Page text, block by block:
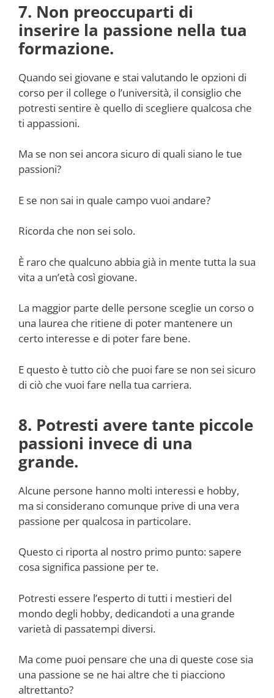
7. Non preoccuparti di
inserire la passione nella tua
formazione.
Quando sei giovane e stai valutando le opzioni di
corso per il college o l’università, il consiglio che
potresti sentire è quello di scegliere qualcosa che
ti appassioni.
Ma se non sei ancora sicuro di quali siano le tue
passioni?
E se non sai in quale campo vuoi andare?
Ricorda che non sei solo.
È raro che qualcuno abbia già in mente tutta la sua
vita a un’età così giovane.
La maggior parte delle persone sceglie un corso o
una laurea che ritiene di poter mantenere un
certo interesse e di poter fare bene.
E questo è tutto ciò che puoi fare se non sei sicuro
di ciò che vuoi fare nella tua carriera.
8. Potresti avere tante piccole
passioni invece di una
grande.
Alcune persone hanno molti interessi e hobby,
ma si considerano comunque prive di una vera
passione per qualcosa in particolare.
Questo ci riporta al nostro primo punto: sapere
cosa significa passione per te.
Potresti essere l’esperto di tutti i mestieri del
mondo degli hobby, dedicandoti a una grande
varietà di passatempi diversi.
Ma come puoi pensare che una di queste cose sia
una passione se ne hai altre che ti piacciono
altrettanto?